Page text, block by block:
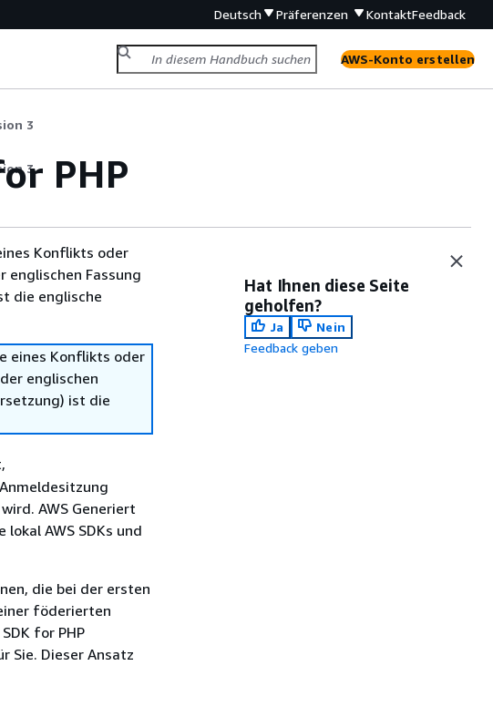
Deutsch Präferenzen KontaktFeedback
AWS-Konto erstellen
3
3 PHP
Konflikts oder
englischen Fassung
die englische
eines Konflikts oder
englischen
ist die
AWS Generiert
AWS SDKs und
die bei der ersten
föderierten
for PHP
Sie. Dieser Ansatz
Hat Ihnen diese Seite
geholfen?
Ja
Nein
Feedback geben